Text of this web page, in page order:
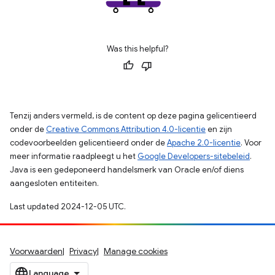
Was this helpful?
Tenzij anders vermeld, is de content op deze pagina gelicentieerd
onder de Creative Commons Attribution 4.0-licentieen zijn
codevoorbeelden gelicentieerd onder deApache 2.0-licentie. Voor
meer informatie raadpleegt u het Google Developers-sitebeleid.
Java is een gedeponeerd handelsmerk van Oracle en/of diens
aangesloten entiteiten.
Last updated 2024-12-05 UTC.
Voorwaarden Privacy Manage cookies